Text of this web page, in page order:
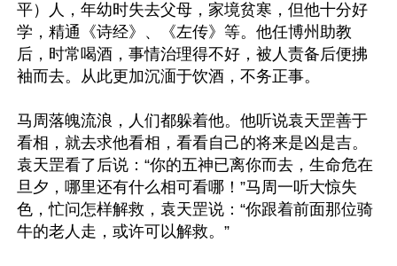
平）人，年幼时失去父母，家境贫寒，但他十分好
学，精通《诗经》、《左传》等。他任博州助教
后，时常喝酒，事情治理得不好，被人责备后便拂
袖而去。从此更加沉湎于饮酒，不务正事。
马周落魄流浪，人们都躲着他。他听说袁天罡善于
看相，就去求他看相，看看自己的将来是凶是吉。
袁天罡看了后说：“你的五神已离你而去，生命危在
旦夕，哪里还有什么相可看哪！”马周一听大惊失
色，忙问怎样解救，袁天罡说：“你跟着前面那位骑
牛的老人走，或许可以解救。”